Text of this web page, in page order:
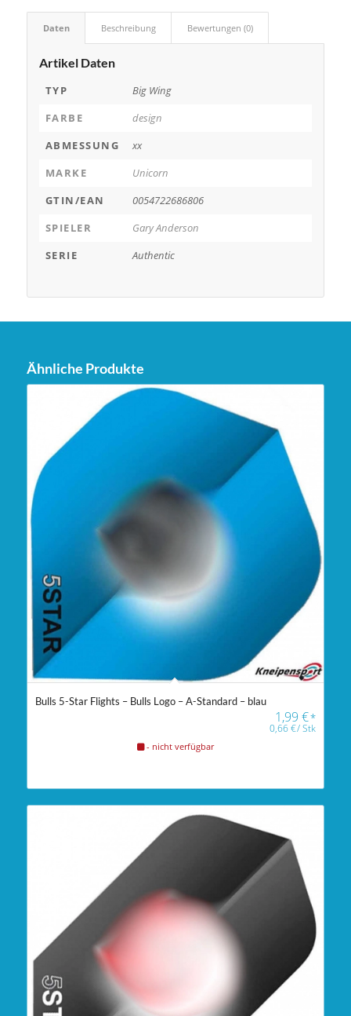
Daten Beschreibung Bewertungen (0)
Artikel Daten
TYP
Big Wing
FARBE
design
ABMESSUNG
xx
MARKE
Unicorn
GTIN/EAN
0054722686806
SPIELER
Gary Anderson
SERIE
Authentic
Ähnliche Produkte
Bulls 5-Star Flights – Bulls Logo – A-Standard – blau
1,99€*
0,66€/Stk
- nicht verfügbar